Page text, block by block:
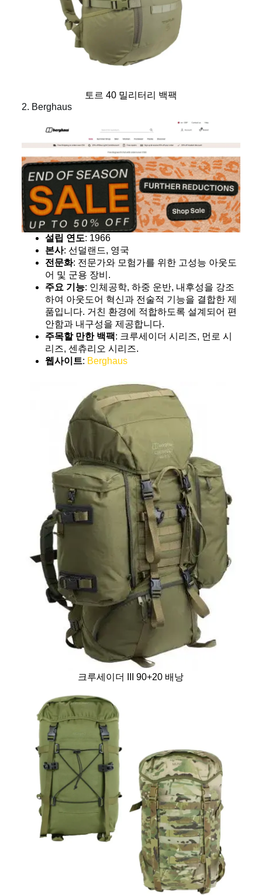
토르 40 밀리터리 백팩
2. Berghaus
설립 연도: 1966
본사: 선덜랜드, 영국
전문화: 전문가와 모험가를 위한 고성능 아웃도
어 및 군용 장비.
주요 기능: 인체공학, 하중 운반, 내후성을 강조
하여 아웃도어 혁신과 전술적 기능을 결합한 제
품입니다. 거친 환경에 적합하도록 설계되어 편
안함과 내구성을 제공합니다.
주목할 만한 백팩: 크루세이더 시리즈, 먼로 시
리즈, 센츄리오 시리즈.
웹사이트: Berghaus
크루세이더 III 90+20 배낭